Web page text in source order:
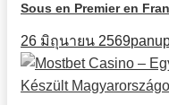
Sous en Premier en
26 มิถุนายน 2569